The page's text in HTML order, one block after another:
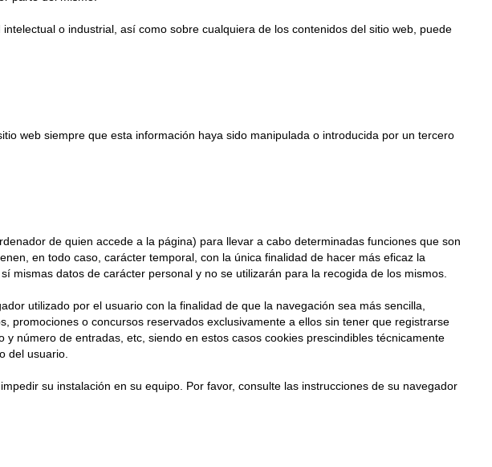
o industrial, así como sobre cualquiera de los contenidos del sitio web, puede
web siempre que esta información haya sido manipulada o introducida por un tercero
de quien accede a la página) para llevar a cabo determinadas funciones que son
en todo caso, carácter temporal, con la única finalidad de hacer más eficaz la
datos de carácter personal y no se utilizarán para la recogida de los mismos.
utilizado por el usuario con la finalidad de que la navegación sea más sencilla,
promociones o concursos reservados exclusivamente a ellos sin tener que registrarse
número de entradas, etc, siendo en estos casos cookies prescindibles técnicamente
del usuario.
su instalación en su equipo. Por favor, consulte las instrucciones de su navegador